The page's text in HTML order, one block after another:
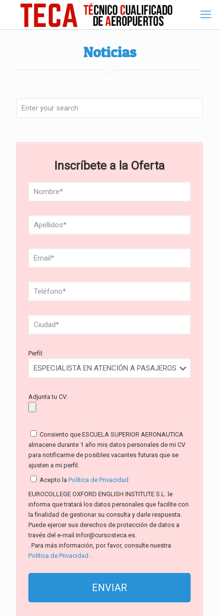
Noticias
Inscríbete a la Oferta
Perfil:
Adjunta tu CV:
Consiento que ESCUELA SUPERIOR AERONAUTICA
almacene durante 1 año mis datos personales de mi CV
para notificarme de posibles vacantes futuras que se
ajusten a mi perfil.
Acepto la Política de Privacidad
EUROCOLLEGE OXFORD ENGLISH INSTITUTE S.L. le
informa que tratará los datos personales que facilite con
la finalidad de gestionar su consulta y darle respuesta.
Puede ejercer sus derechos de protección de datos a
través del e-mail infor@cursosteca.es.
. Para más información, por favor, consulte nuestra
Política de Privacidad .